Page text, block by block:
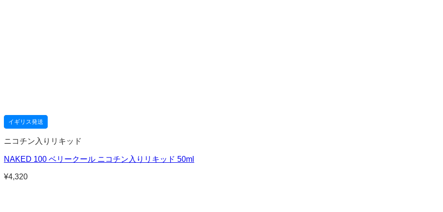
イギリス発送
ニコチン入りリキッド
NAKED 100 ベリークール ニコチン入りリキッド 50ml
¥4,320